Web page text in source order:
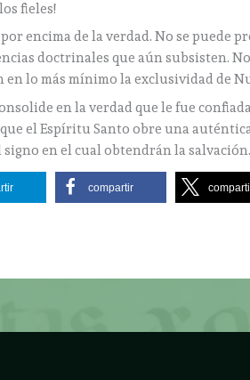
fieles!
encima de la verdad. No se puede
doctrinales que aún subsisten.
lo más mínimo la exclusividad de
en la verdad que le fue
el Espíritu Santo obre una
en el cual obtendrán la salvación.
compartir